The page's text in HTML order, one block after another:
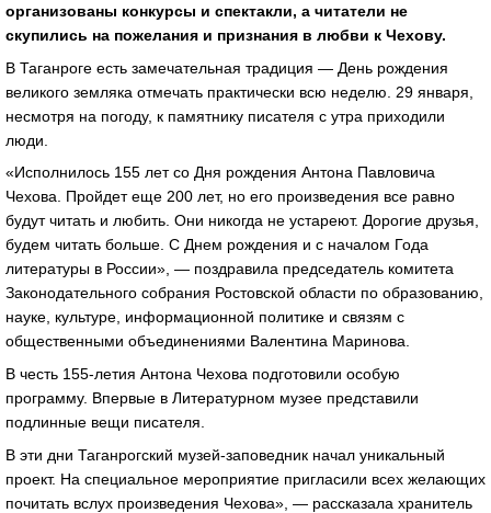
организованы конкурсы и спектакли, а читатели не
скупились на пожелания и признания в любви к Чехову.
В Таганроге есть замечательная традиция — День рождения
великого земляка отмечать практически всю неделю. 29 января,
несмотря на погоду, к памятнику писателя с утра приходили
люди.
«Исполнилось 155 лет со Дня рождения Антона Павловича
Чехова. Пройдет еще 200 лет, но его произведения все равно
будут читать и любить. Они никогда не устареют. Дорогие друзья,
будем читать больше. С Днем рождения и с началом Года
литературы в России», — поздравила председатель комитета
Законодательного собрания Ростовской области по образованию,
науке, культуре, информационной политике и связям с
общественными объединениями Валентина Маринова.
В честь 155-летия Антона Чехова подготовили особую
программу. Впервые в Литературном музее представили
подлинные вещи писателя.
В эти дни Таганрогский музей-заповедник начал уникальный
проект. На специальное мероприятие пригласили всех желающих
почитать вслух произведения Чехова», — рассказала хранитель